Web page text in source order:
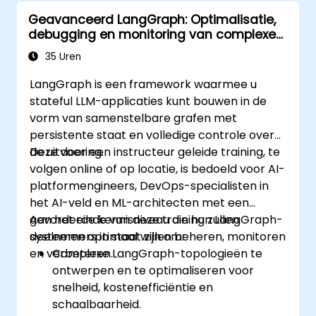
Geavanceerd LangGraph: Optimalisatie,
debugging en monitoring van complexe
grafen
35 Uren
LangGraph is een framework waarmee u
stateful LLM-applicaties kunt bouwen in de
vorm van samenstelbare grafen met
persistente staat en volledige controle over
de uitvoering.
Deze door een instructeur geleide training, te
volgen online of op locatie, is bedoeld voor AI-
platformengineers, DevOps-specialisten in
het AI-veld en ML-architecten met een
gevorderde kennisniveau die hun LangGraph-
systemen optimaal willen beheren, monitoren
en verbeteren.
Aan het einde van deze training zullen
deelnemers in staat zijn om:
Complexe LangGraph-topologieën te
ontwerpen en te optimaliseren voor
snelheid, kostenefficiëntie en
schaalbaarheid.